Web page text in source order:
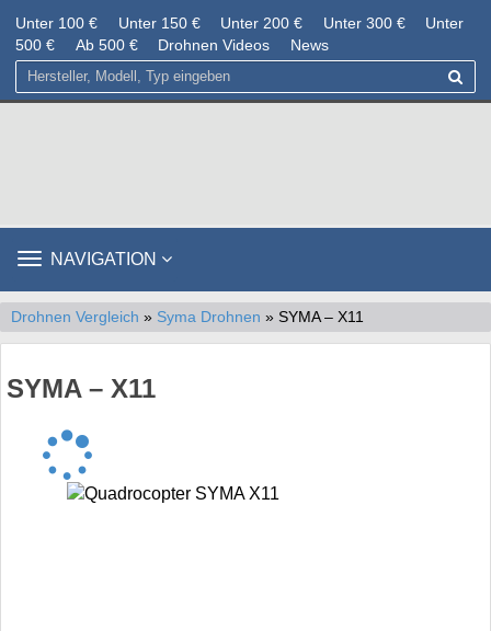
Unter 100 € Unter 150 € Unter 200 € Unter 300 €
Unter
500 €
Ab 500 € Drohnen Videos News
TOGGLE
NAVIGATION
Drohnen Vergleich » Syma Drohnen » SYMA – X11
SYMA – X11